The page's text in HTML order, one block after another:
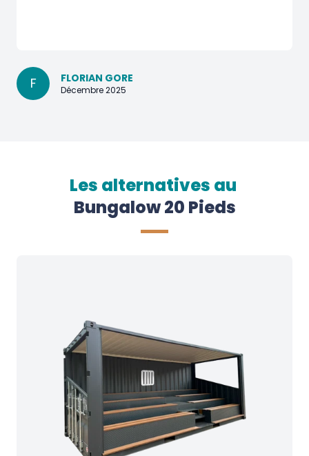
F FLORIAN GORE
Décembre 2025
Les alternatives au
Bungalow 20 Pieds